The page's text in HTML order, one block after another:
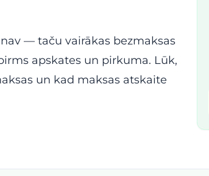
— taču vairākas bezmaksas
apskates un pirkuma. Lūk,
un kad maksas atskaite